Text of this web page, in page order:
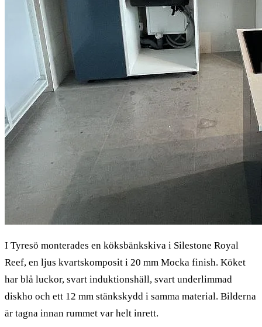
I Tyresö monterades en köksbänkskiva i Silestone Royal
Reef, en ljus kvartskomposit i 20 mm Mocka finish. Köket
har blå luckor, svart induktionshäll, svart underlimmad
diskho och ett 12 mm stänkskydd i samma material. Bilderna
är tagna innan rummet var helt inrett.